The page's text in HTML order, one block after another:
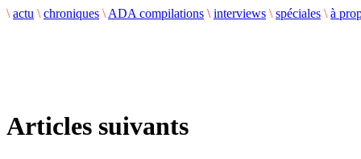
\ actu \ chroniques \ ADA compilations \ interviews \ spéciales \ à
Articles suivants